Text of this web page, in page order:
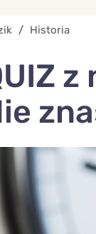
/ Historia